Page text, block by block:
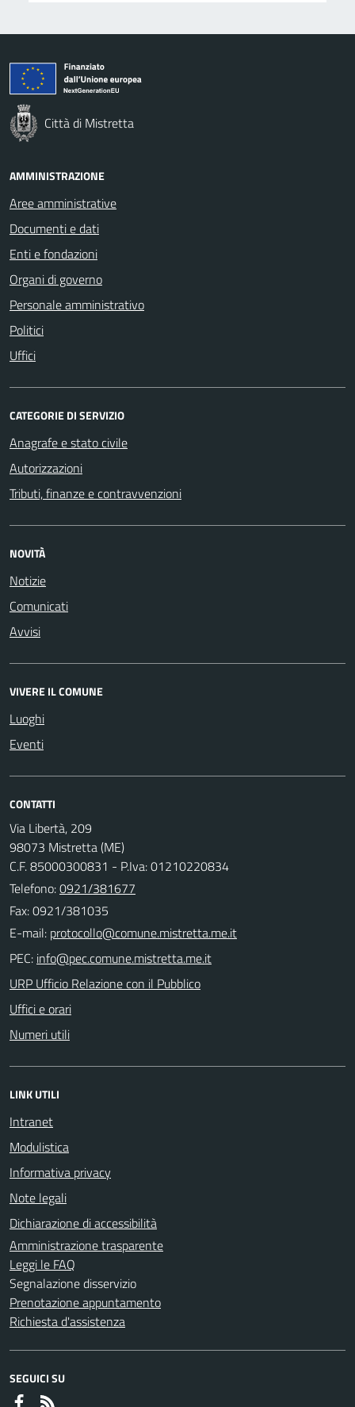
Città di Mistretta
AMMINISTRAZIONE
Aree amministrative
Documenti e dati
Enti e fondazioni
Organi di governo
Personale amministrativo
Politici
Uffici
CATEGORIE DI SERVIZIO
Anagrafe e stato civile
Autorizzazioni
Tributi, finanze e contravvenzioni
NOVITÀ
Notizie
Comunicati
Avvisi
VIVERE IL COMUNE
Luoghi
Eventi
CONTATTI
Via Libertà, 209
98073 Mistretta (ME)
C.F. 85000300831 - P.Iva: 01210220834
Telefono:0921/381677
Fax: 0921/381035
E-mail:
PEC:
URP Ufficio Relazione con il Pubblico
Uffici e orari
Numeri utili
LINK UTILI
Intranet
Modulistica
Informativa privacy
Note legali
Dichiarazione di accessibilità
Amministrazione trasparente
Leggi le FAQ
Segnalazione disservizio
Prenotazione appuntamento
Richiesta d'assistenza
SEGUICI SU